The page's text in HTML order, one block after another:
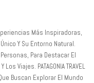
Más Inspiradoras,
Y Su Entorno Natural.
Para Destacar El
Viajes. PATAGONIA TRAVEL
Buscan Explorar El Mundo